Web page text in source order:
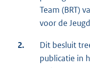
Team (BRT)
voor de
2.
Dit besluit
publicatie in